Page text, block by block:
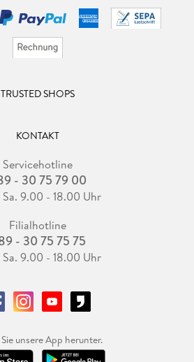
TRUSTED SHOPS
KONTAKT
Servicehotline
- 30 75 79 00
9.00 - 18.00 Uhr
Filialhotline
- 30 75 75 75
9.00 - 18.00 Uhr
unsere App herunter.